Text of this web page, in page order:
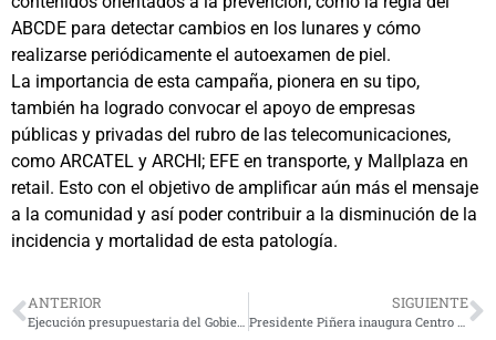
ABCDE para detectar cambios en los lunares y cómo
realizarse periódicamente el autoexamen de piel.
La importancia de esta campaña, pionera en su tipo,
también ha logrado convocar el apoyo de empresas
públicas y privadas del rubro de las telecomunicaciones,
como ARCATEL y ARCHI; EFE en transporte, y Mallplaza en
retail. Esto con el objetivo de amplificar aún más el mensaje
a la comunidad y así poder contribuir a la disminución de la
incidencia y mortalidad de esta patología.
ANTERIOR
Ejecución presupuestaria del Gobierno Regional de Coquimbo llega al 99 por ciento
SIGUIENTE
Presidente Piñera inaugura Centro de Diagnóstico Terapéutico de La Serena